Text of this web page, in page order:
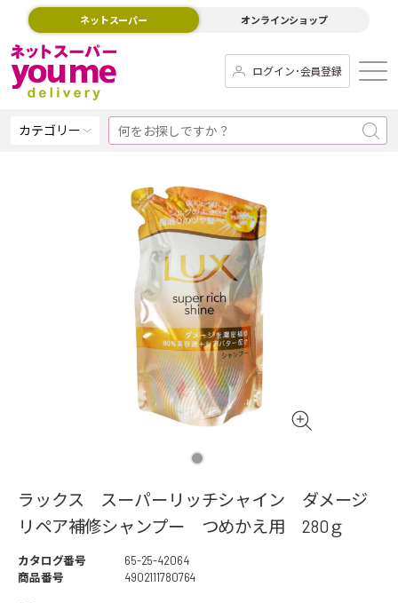
ネットスーパー オンラインショップ
ログイン･会員登録
カテゴリー
ラックス スーパーリッチシャイン ダメージ
リペア補修シャンプー つめかえ用 280ｇ
カタログ番号
65-25-42064
商品番号
4902111780764